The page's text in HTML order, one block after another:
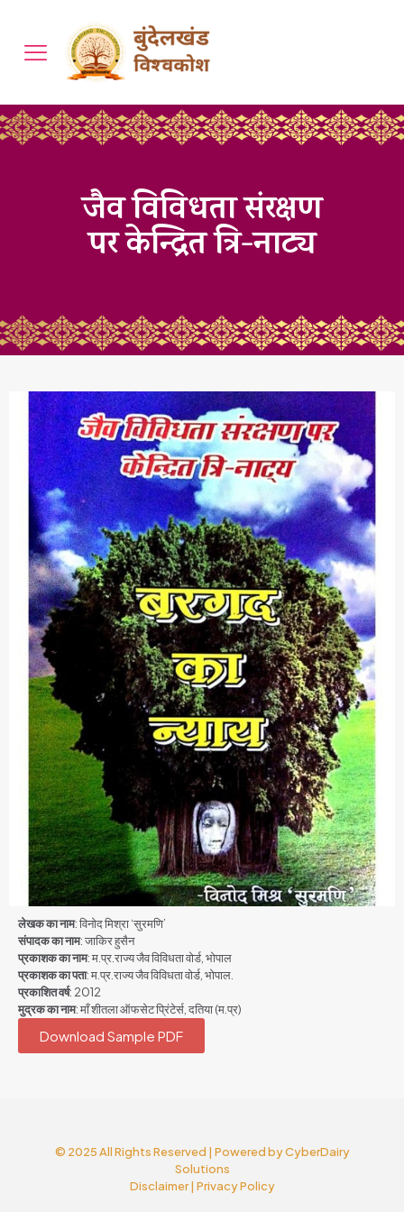
जैव विविधता संरक्षण
पर केन्द्रित त्रि-नाट्य
लेखक का नाम: विनोद मिश्रा ‘सुरमणि’
संपादक का नाम: जाकिर हुसैन
प्रकाशक का नाम: म.प्र.राज्य जैव विविधता वोर्ड, भोपाल
प्रकाशक का पता: म.प्र.राज्य जैव विविधता वोर्ड, भोपाल.
प्रकाशित वर्ष: 2012
मुद्रक का नाम: माँ शीतला ऑफसेट प्रिंटेर्स, दतिया (म.प्र)
Download Sample PDF
© 2025 All Rights Reserved | Powered byCyberDairy
Solutions
Disclaimer| Privacy Policy